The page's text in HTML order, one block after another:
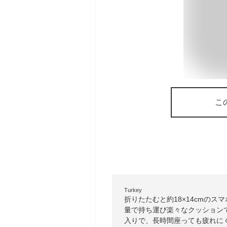
こ
Turkey
折りたたむと約18×14cmのス
量で持ち運び楽々なクッショ
入りで、長時間座っても疲れ